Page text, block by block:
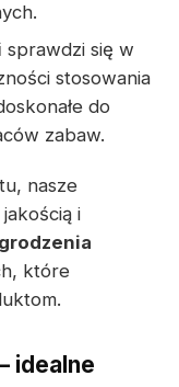
sprawdzi się w
stosowania
do
zabaw.
nasze
i
które
idealne